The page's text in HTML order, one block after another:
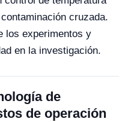
cruzada.
los experimentos y
en la investigación.
de
de operación